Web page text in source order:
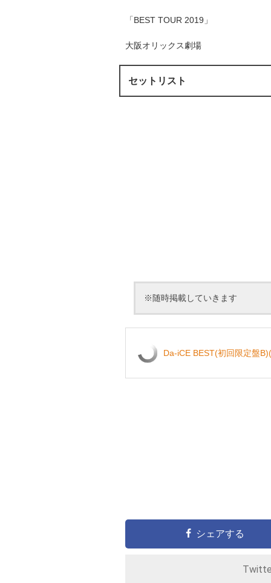
「BEST TOUR 2019」
大阪オリックス劇場
セットリスト
※随時掲載していきます
Da-iCE BEST(初回限定盤
シェアする